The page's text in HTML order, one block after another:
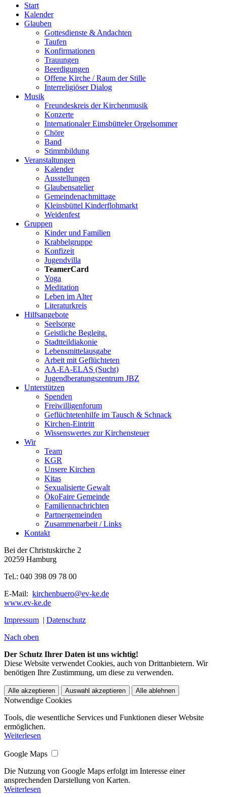
Start
Kalender
Glauben
Gottesdienste & Andachten
Taufen
Konfirmationen
Trauungen
Beerdigungen
Offene Kirche / Raum der Stille
Interreligiöser Dialog
Musik
Freundeskreis der Kirchenmusik
Konzerte
Internationaler Eimsbütteler Orgelsommer
Chöre
Band
Stimmbildung
Veranstaltungen
Kalender
Ausstellungen
Glaubensatelier
Gemeindenachmittage
Kleinsbüttel Kinder­flohmarkt
Weidenfest
Gruppen
Kinder und Familien
Krabbelgruppe
Konfizeit
Jugendvilla
TeamerCard
Yoga
Meditation
Leben im Alter
Literaturkreis
Hilfsangebote
Seelsorge
Geistliche Begleitg.
Stadtteildiakonie
Lebensmittelausgabe
Arbeit mit Geflüchteten
AA-EA-ELAS (Sucht)
Jugendberatungs­zentrum JBZ
Unterstützen
Spenden
Freiwilligenforum
Geflüchtetenhilfe im Tausch & Schnack
Kirchen-Eintritt
Wissenswertes zur Kirchensteuer
Wir
Team
KGR
Unsere Kirchen
Kitas
Sexualisierte Gewalt
ÖkoFaire Gemeinde
Familiennachrichten
Partnergemeinden
Zusammenarbeit / Links
Kontakt
Bei der Christuskirche 2
20259 Hamburg
Tel.: 040 398 09 78 00
E-Mail: kirchenbuero@ev-ke.de
www.ev-ke.de
Impressum | Datenschutz
Nach oben
Der Schutz Ihrer Daten ist uns wichtig!
Diese Website verwendet Cookies, auch von Drittanbietern. Wir
benötigen Ihre Zustimmung, um diese zu verwenden.
Alle akzeptieren Auswahl akzeptieren Alle ablehnen
Notwendige Cookies
Tools, die wesentliche Services und Funktionen dieser Website
ermöglichen.
Weiterlesen
Google Maps
Die Nutzung von Google Maps erfolgt im Interesse einer
ansprechenden Darstellung von Karten.
Weiterlesen